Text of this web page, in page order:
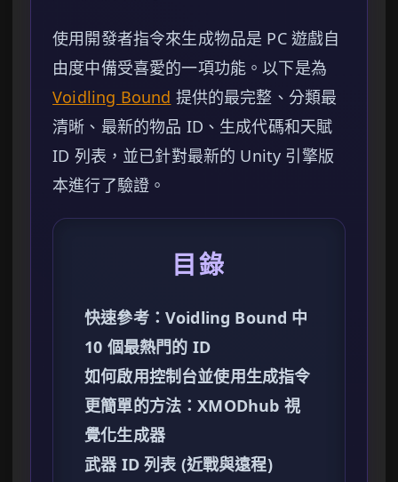
使用開發者指令來生成物品是 PC 遊戲自
由度中備受喜愛的一項功能。以下是為
Voidling Bound 提供的最完整、分類最
清晰、最新的物品 ID、生成代碼和天賦
ID 列表，並已針對最新的 Unity 引擎版
本進行了驗證。
目錄
快速參考：Voidling Bound 中
10 個最熱門的 ID
如何啟用控制台並使用生成指令
更簡單的方法：XMODhub 視
覺化生成器
武器 ID 列表 (近戰與遠程)